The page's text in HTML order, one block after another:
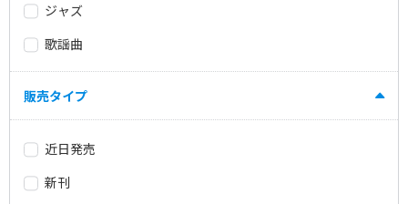
ジャズ
歌謡曲
販売タイプ
近日発売
新刊